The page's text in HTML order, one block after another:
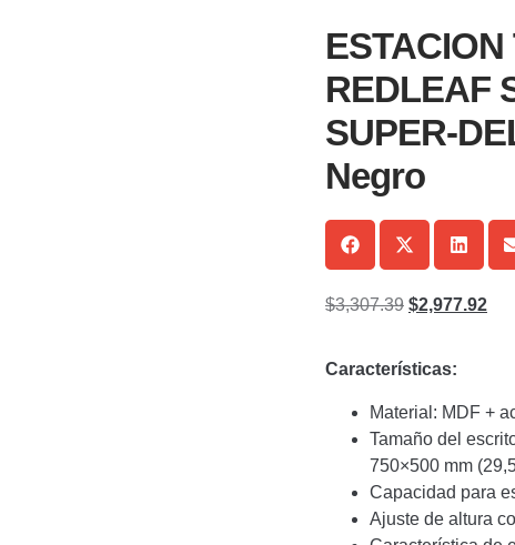
REDLEAF
SUPER-
Negro
$3,307.39 $2,977.92
Características:
Material: MDF +
Tamaño del
750×500 mm
Capacidad para
Ajuste de altura